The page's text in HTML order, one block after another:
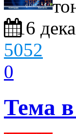
16
5052
0
Тема